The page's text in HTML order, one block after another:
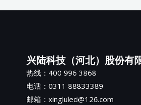
兴陆科技（河北）股份有
热线：400 996 3868
电话：0311 88833389
邮箱：xingluled@126.com